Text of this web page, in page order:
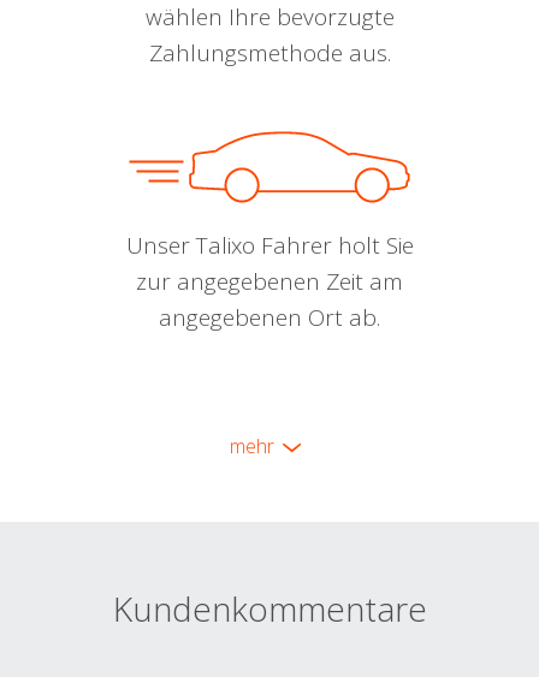
wählen Ihre bevorzugte
Zahlungsmethode aus.
Unser Talixo Fahrer holt Sie
zur angegebenen Zeit am
angegebenen Ort ab.
mehr
Kundenkommentare